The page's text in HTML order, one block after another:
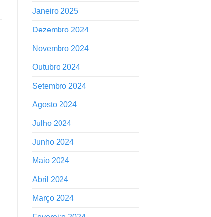
Janeiro 2025
Dezembro 2024
Novembro 2024
Outubro 2024
Setembro 2024
Agosto 2024
Julho 2024
Junho 2024
Maio 2024
Abril 2024
Março 2024